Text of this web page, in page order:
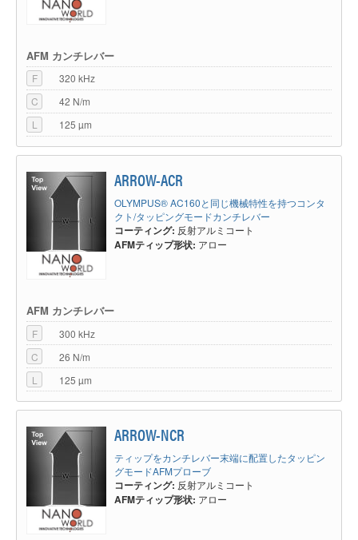
AFM カンチレバー
F
320 kHz
C
42 N/m
L
125 µm
ARROW-ACR
OLYMPUS® AC160と同じ機械特性を持つコンタ
クト/タッピングモードカンチレバー
コーティング: 反射アルミコート
AFMティップ形状: アロー
AFM カンチレバー
F
300 kHz
C
26 N/m
L
125 µm
ARROW-NCR
ティップをカンチレバー末端に配置したタッピン
グモードAFMプローブ
コーティング: 反射アルミコート
AFMティップ形状: アロー